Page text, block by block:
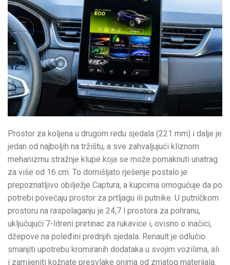
Prostor za koljena u drugom redu sjedala (221 mm) i dalje je
jedan od najboljih na tržištu, a sve zahvaljujući kliznom
mehanizmu stražnje klupe koja se može pomaknuti unatrag
za više od 16 cm. To domišljato rješenje postalo je
prepoznatljivo obilježje Captura, a kupcima omogućuje da po
potrebi povećaju prostor za prtljagu ili putnike. U putničkom
prostoru na raspolaganju je 24,7 l prostora za pohranu,
uključujući 7-litreni pretinac za rukavice i, ovisno o inačici,
džepove na poleđini prednjih sjedala. Renault je odlučio
smanjiti upotrebu kromiranih dodataka u svojim vozilima, ali
i zamijeniti kožnate presvlake onima od zrnatog materijala.